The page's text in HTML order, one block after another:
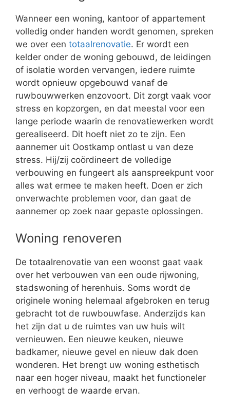
Wanneer een woning, kantoor of appartement
volledig onder handen wordt genomen, spreken
we over een totaalrenovatie. Er wordt een
kelder onder de woning gebouwd, de leidingen
of isolatie worden vervangen, iedere ruimte
wordt opnieuw opgebouwd vanaf de
ruwbouwwerken enzovoort. Dit zorgt vaak voor
stress en kopzorgen, en dat meestal voor een
lange periode waarin de renovatiewerken wordt
gerealiseerd. Dit hoeft niet zo te zijn. Een
aannemer uit Oostkamp ontlast u van deze
stress. Hij/zij coördineert de volledige
verbouwing en fungeert als aanspreekpunt voor
alles wat ermee te maken heeft. Doen er zich
onverwachte problemen voor, dan gaat de
aannemer op zoek naar gepaste oplossingen.
Woning renoveren
De totaalrenovatie van een woonst gaat vaak
over het verbouwen van een oude rijwoning,
stadswoning of herenhuis. Soms wordt de
originele woning helemaal afgebroken en terug
gebracht tot de ruwbouwfase. Anderzijds kan
het zijn dat u de ruimtes van uw huis wilt
vernieuwen. Een nieuwe keuken, nieuwe
badkamer, nieuwe gevel en nieuw dak doen
wonderen. Het brengt uw woning esthetisch
naar een hoger niveau, maakt het functioneler
en verhoogt de waarde ervan.